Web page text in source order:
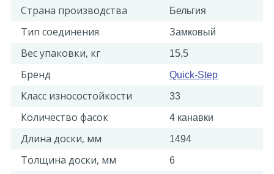
Страна производства Бельгия
Тип соединения Замковый
Вес упаковки, кг 15,5
Бренд Quick-Step
Класс износостойкости 33
Количество фасок 4 канавки
Длина доски, мм 1494
Толщина доски, мм 6